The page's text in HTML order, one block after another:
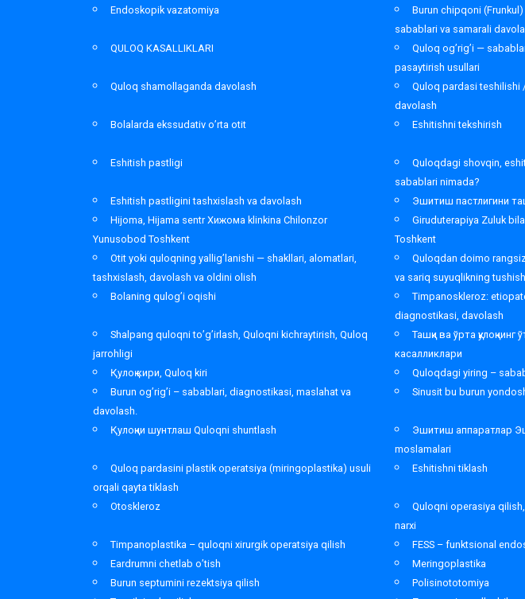
Endoskopik vazatomiya
Burun chipqoni (Frunkul)
sabablari va samarali
QULOQ KASALLIKLARI
Quloq og’rig’i —
pasaytirish usullari
Quloq shamollaganda davolash
Quloq pardasi teshilishi
davolash
Bolalarda ekssudativ o’rta otit
Eshitishni tekshirish
Eshitish pastligi
Quloqdagi shovqin,
sabablari nimada?
Eshitish pastligini tashxislash va davolash
Эшитиш пастлигини
Hijoma, Hijama sentr Хижома klinkina Chilonzor
Yunusobod Toshkent
Giruduterapiya Zuluk
Toshkent
Otit yoki quloqning yallig’lanishi — shakllari, alomatlari,
tashxislash, davolash va oldini olish
Quloqdan doimo
va sariq suyuqlikning
Bolaning qulog’i oqishi
Timpanoskleroz:
diagnostikasi, davolash
Shalpang quloqni to’g’irlash, Quloqni kichraytirish, Quloq
jarrohligi
Ташқи ва ўрта
касалликлари
Қулоқ кири, Quloq kiri Quloqdagi yiring –
Burun og’rig’i – sabablari, diagnostikasi, maslahat va
davolash.
Sinusit bu burun
Қулоқни шунтлаш Quloqni shuntlash
Эшитиш аппаратлар
moslamalari
Quloq pardasini plastik operatsiya (miringoplastika) usuli
orqali qayta tiklash
Eshitishni tiklash
Otoskleroz
Quloqni operasiya
narxi
Timpanoplastika – quloqni xirurgik operatsiya qilish FESS – funktsional
Eardrumni chetlab o’tish
Meringoplastika
Burun septumini rezektsiya qilish
Polisinototomiya